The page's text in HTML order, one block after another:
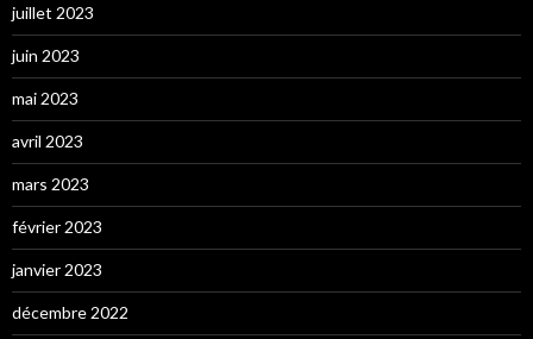
juillet 2023
juin 2023
mai 2023
avril 2023
mars 2023
février 2023
janvier 2023
décembre 2022